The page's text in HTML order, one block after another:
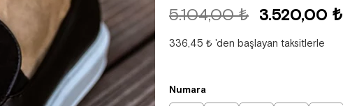
5.104,00 ₺ 3.520,00 ₺
336,45 ₺ 'den başlayan taksitlerle
Numara